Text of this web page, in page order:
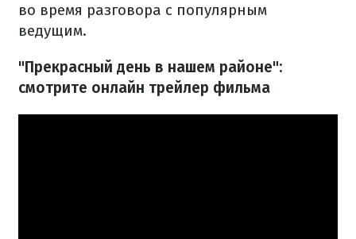
во время разговора с популярным
ведущим.
"Прекрасный день в нашем районе":
смотрите онлайн трейлер фильма